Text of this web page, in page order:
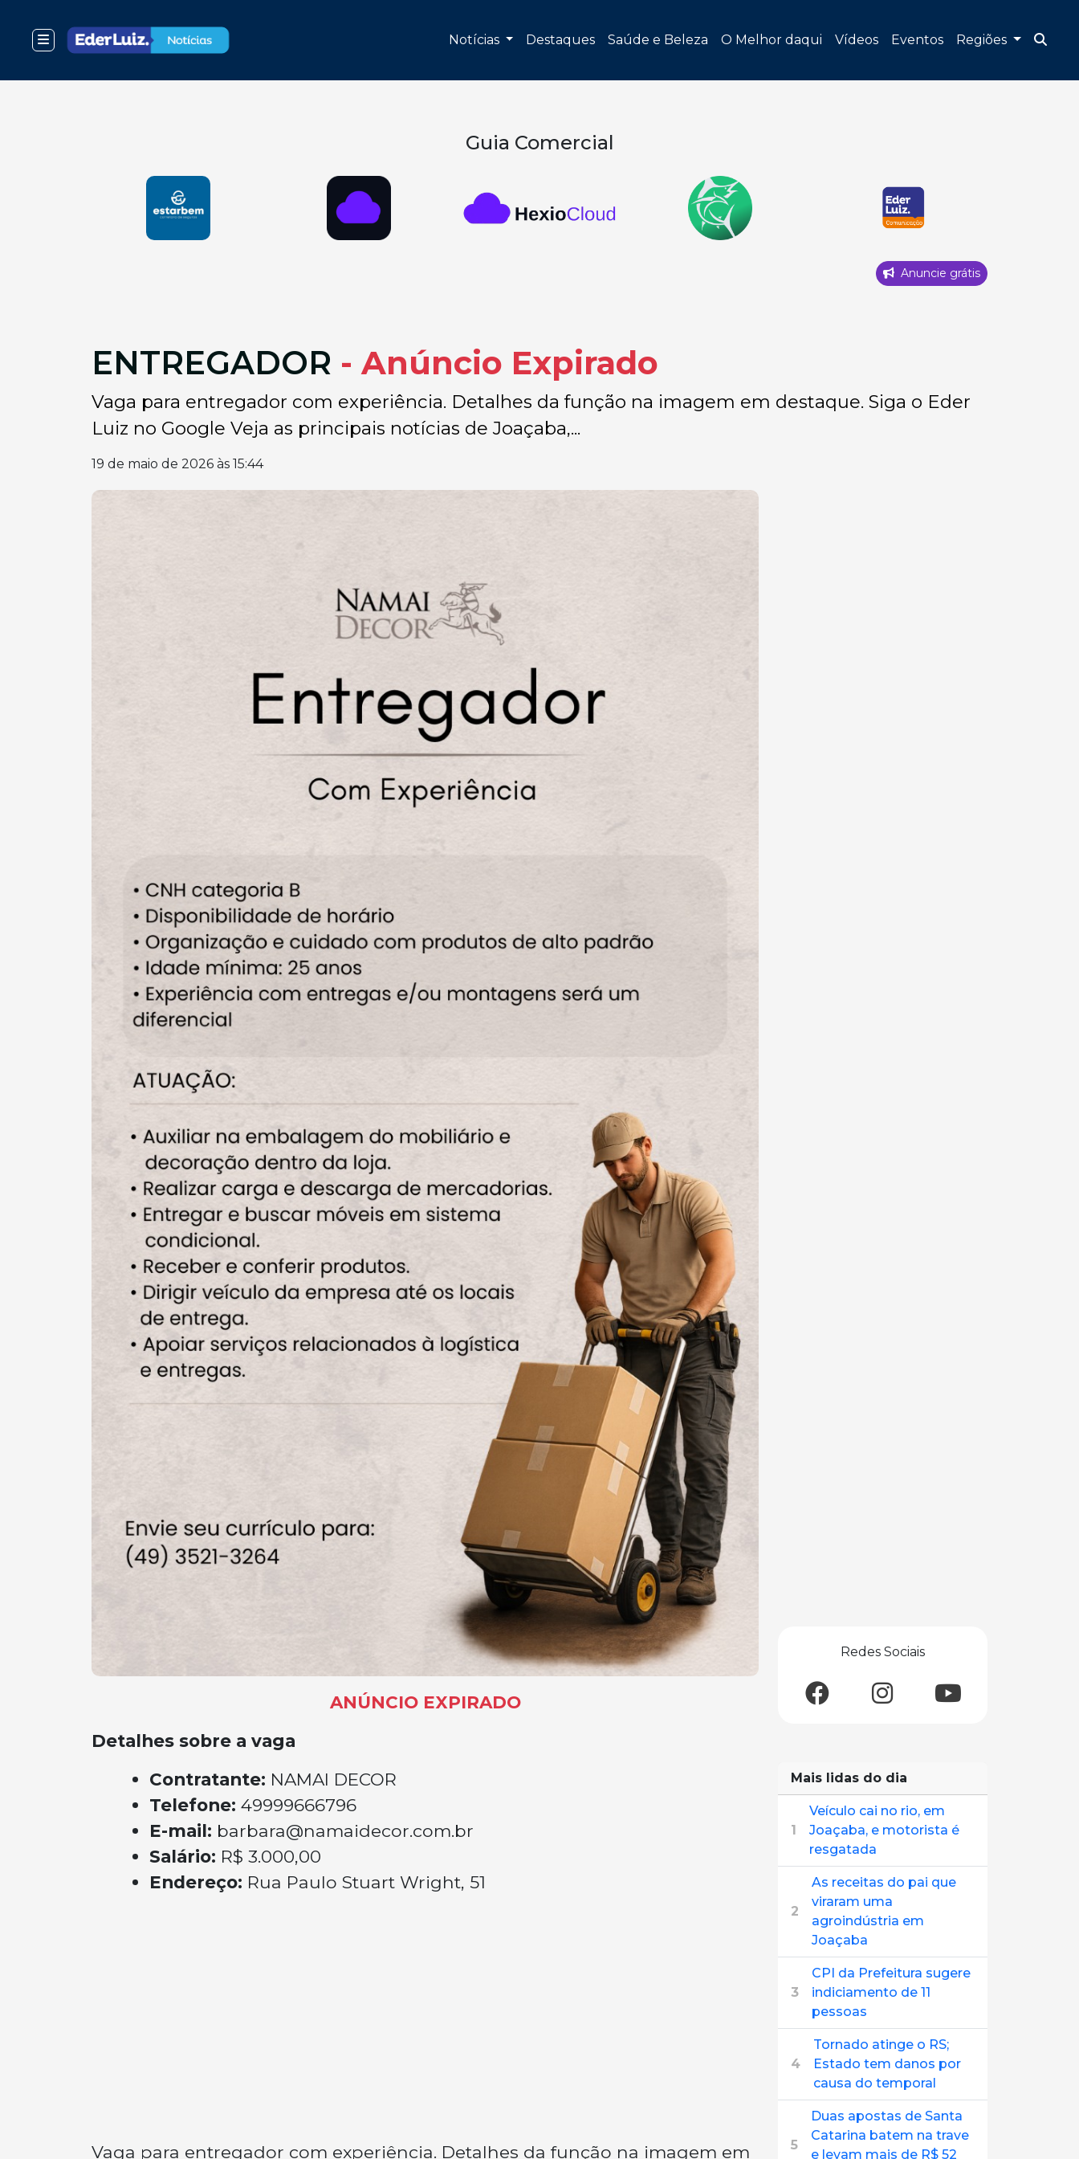
Notícias Destaques Saúde e Beleza O Melhor daqui Vídeos Eventos Regiões
Guia Comercial
Anuncie grátis
ENTREGADOR - Anúncio Expirado
Vaga para entregador com experiência. Detalhes da função na imagem em destaque. Siga o Eder
Luiz no Google Veja as principais notícias de Joaçaba,...
19 de maio de 2026 às 15:44
ANÚNCIO EXPIRADO
Detalhes sobre a vaga
Contratante: NAMAI DECOR
Telefone: 49999666796
E-mail: barbara@namaidecor.com.br
Salário: R$ 3.000,00
Endereço: Rua Paulo Stuart Wright, 51
Vaga para entregador com experiência. Detalhes da função na imagem em
Redes Sociais
Mais lidas do dia
1
Veículo cai no rio, em
Joaçaba, e motorista é
resgatada
2
As receitas do pai que
viraram uma
agroindústria em
Joaçaba
3
CPI da Prefeitura sugere
indiciamento de 11
pessoas
4
Tornado atinge o RS;
Estado tem danos por
causa do temporal
5
Duas apostas de Santa
Catarina batem na trave
e levam mais de R$ 52